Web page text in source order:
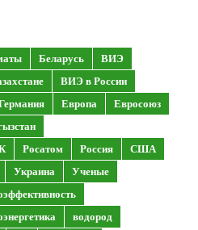
Беларусь
ВИЭ
ВИЭ в России
Европа
Евросоюз
Росатом Россия
США
Украина
Ученые
водород